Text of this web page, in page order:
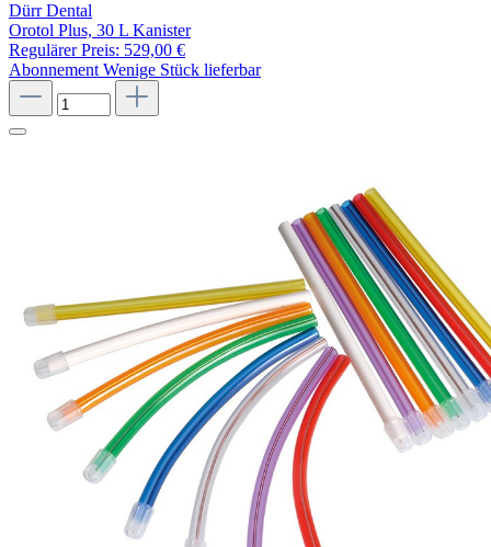
Dürr Dental
Orotol Plus, 30 L Kanister
Regulärer Preis: 529,00 €
AbonnementWenige Stück lieferbar